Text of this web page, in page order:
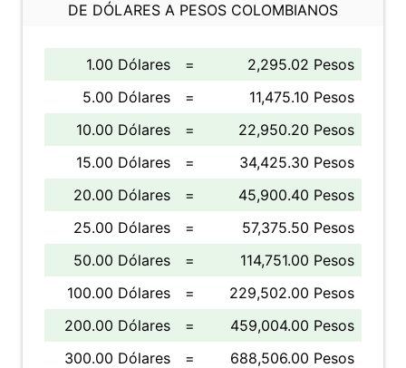
DE DÓLARES A PESOS COLOMBIANOS
1.00 Dólares =
2,295.02 Pesos
5.00 Dólares
=
11,475.10 Pesos
10.00 Dólares
=
22,950.20 Pesos
15.00 Dólares
=
34,425.30 Pesos
20.00 Dólares
=
45,900.40 Pesos
25.00 Dólares
=
57,375.50 Pesos
50.00 Dólares
=
114,751.00 Pesos
100.00 Dólares
=
229,502.00 Pesos
200.00 Dólares
=
459,004.00 Pesos
300.00 Dólares
=
688,506.00 Pesos